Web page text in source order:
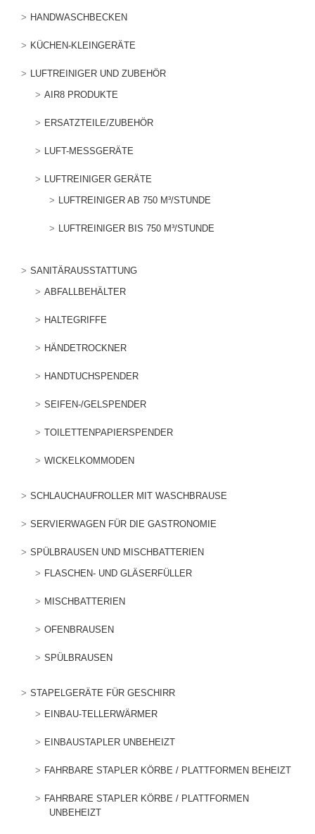
HANDWASCHBECKEN
KÜCHEN-KLEINGERÄTE
LUFTREINIGER UND ZUBEHÖR
AIR8 PRODUKTE
ERSATZTEILE/ZUBEHÖR
LUFT-MESSGERÄTE
LUFTREINIGER GERÄTE
LUFTREINIGER AB 750 M³/STUNDE
LUFTREINIGER BIS 750 M³/STUNDE
SANITÄRAUSSTATTUNG
ABFALLBEHÄLTER
HALTEGRIFFE
HÄNDETROCKNER
HANDTUCHSPENDER
SEIFEN-/GELSPENDER
TOILETTENPAPIERSPENDER
WICKELKOMMODEN
SCHLAUCHAUFROLLER MIT WASCHBRAUSE
SERVIERWAGEN FÜR DIE GASTRONOMIE
SPÜLBRAUSEN UND MISCHBATTERIEN
FLASCHEN- UND GLÄSERFÜLLER
MISCHBATTERIEN
OFENBRAUSEN
SPÜLBRAUSEN
STAPELGERÄTE FÜR GESCHIRR
EINBAU-TELLERWÄRMER
EINBAUSTAPLER UNBEHEIZT
FAHRBARE STAPLER KÖRBE / PLATTFORMEN BEHEIZT
FAHRBARE STAPLER KÖRBE / PLATTFORMEN
UNBEHEIZT